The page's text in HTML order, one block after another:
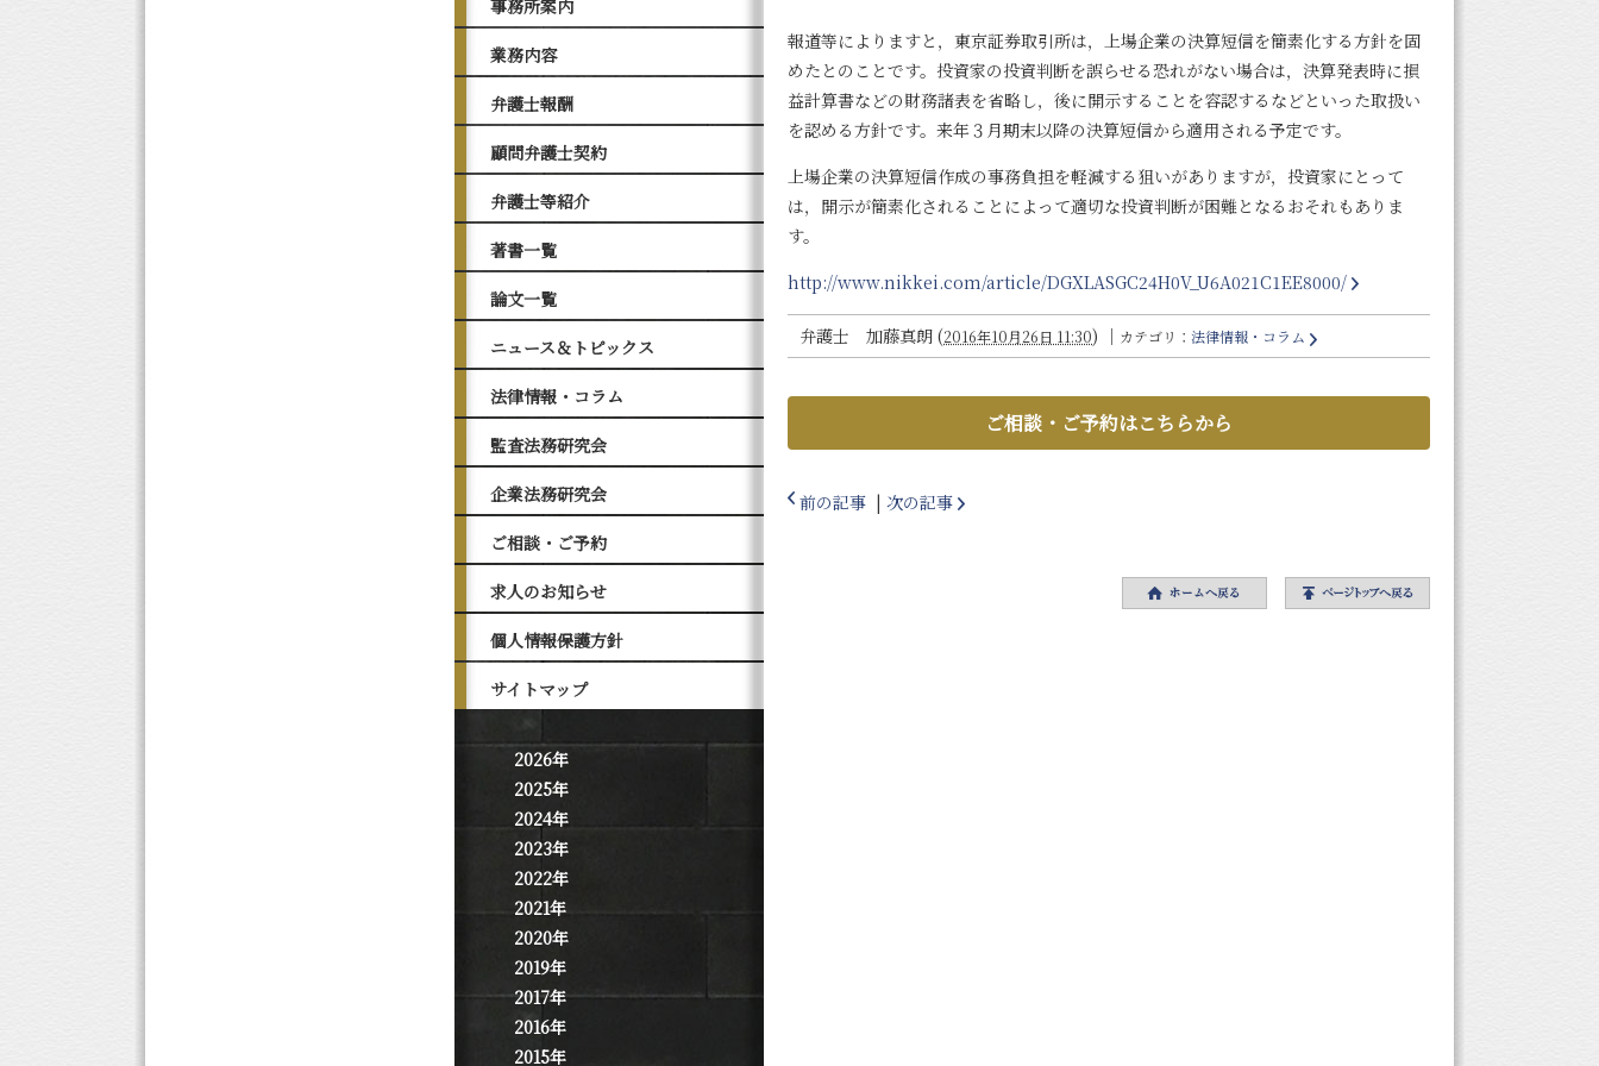
事務所案内
業務内容
弁護士報酬
顧問弁護士契約
弁護士等紹介
著書一覧
論文一覧
ニュース＆トピックス
法律情報・コラム
監査法務研究会
企業法務研究会
ご相談・ご予約
求人のお知らせ
個人情報保護方針
サイトマップ
2026年
2025年
2024年
2023年
2022年
2021年
2020年
2019年
2017年
2016年
2015年
報道等によりますと，東京証券取引所は，上場企業の決算短信を簡素化する方針を固
めたとのことです。投資家の投資判断を誤らせる恐れがない場合は，決算発表時に損
益計算書などの財務諸表を省略し，後に開示することを容認するなどといった取扱い
を認める方針です。来年３月期末以降の決算短信から適用される予定です。
上場企業の決算短信作成の事務負担を軽減する狙いがありますが，投資家にとって
は，開示が簡素化されることによって適切な投資判断が困難となるおそれもありま
す。
http://www.nikkei.com/article/DGXLASGC24H0V_U6A021C1EE8000/
弁護士 加藤真朗 (2016年10月26日 11:30) ｜ カテゴリ： 法律情報・コラム
ご相談・ご予約はこちらから
前の記事 | 次の記事